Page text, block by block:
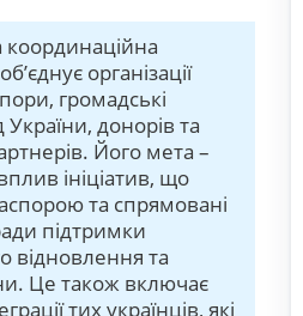
організації
громадські
України, донорів та
Його мета –
ініціатив, що
та спрямовані
підтримки
відновлення та
Це також включає
тих українців, які